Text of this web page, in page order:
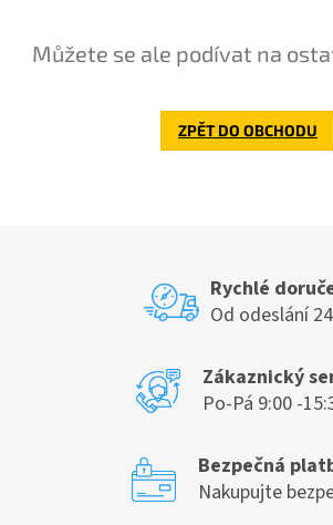
Můžete se ale podívat na
ZPĚT DO OBCHODU
Rychlé
Od odeslání
Zákaznický
Po-Pá 9:00 -
Bezpečná
Nakupujte